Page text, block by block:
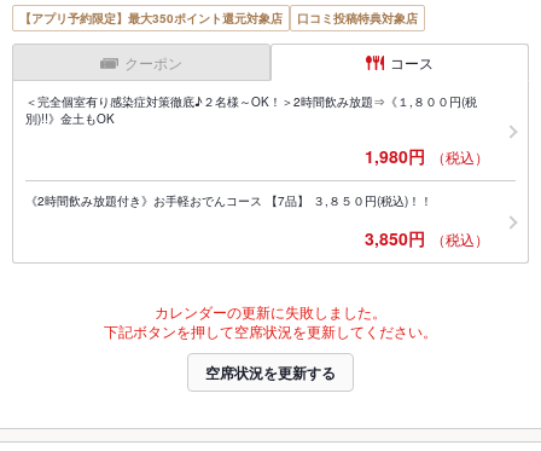
【アプリ予約限定】最大350ポイント還元対象店 口コミ投稿特典対象店
クーポン コース
＜完全個室有り感染症対策徹底♪２名様～OK！＞2時間飲み放題⇒《１,８００円(税
別)!!》金土もOK
1,980円 （税込）
《2時間飲み放題付き》お手軽おでんコース 【7品】 ３,８５０円(税込)！！
3,850円 （税込）
カレンダーの更新に失敗しました。
下記ボタンを押して空席状況を更新してください。
空席状況を更新する